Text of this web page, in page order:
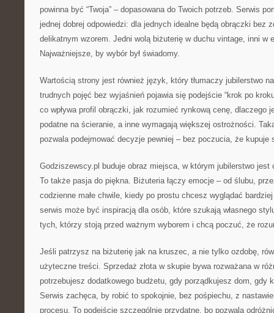
powinna być “Twoja” – dopasowana do Twoich potrzeb. Serwis
jednej dobrej odpowiedzi: dla jednych idealne będą obrączki bez
delikatnym wzorem. Jedni wolą biżuterię w duchu vintage, inni w
Najważniejsze, by wybór był świadomy.
Wartością strony jest również język, który tłumaczy jubilerstwo
trudnych pojęć bez wyjaśnień pojawia się podejście “krok po
co wpływa profil obrączki, jak rozumieć rynkową cenę, dlaczego
podatne na ścieranie, a inne wymagają większej ostrożności.
pozwala podejmować decyzje pewniej – bez poczucia, że kupuje
Godziszewscy.pl buduje obraz miejsca, w którym jubilerstwo
To także pasja do piękna. Biżuteria łączy emocje – od ślubu,
codzienne małe chwile, kiedy po prostu chcesz wyglądać
serwis może być inspiracją dla osób, które szukają własnego
tych, którzy stoją przed ważnym wyborem i chcą poczuć, że
Jeśli patrzysz na biżuterię jak na kruszec, a nie tylko ozdobę,
użyteczne treści. Sprzedaż złota w skupie bywa rozważana w
potrzebujesz dodatkowego budżetu, gdy porządkujesz dom, gdy
Serwis zachęca, by robić to spokojnie, bez pośpiechu, z
procesu. To podejście szczególnie przydatne, bo pozwala